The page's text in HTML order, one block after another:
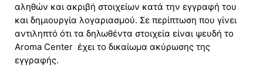
αληθών και ακριβή στοιχείων κατά την εγγραφή του
και δημιουργία λογαριασμού. Σε περίπτωση που γίνει
αντιληπτό ότι τα δηλωθέντα στοιχεία είναι ψευδή το
Aroma Center έχει το δικαίωμα ακύρωσης της
εγγραφής.